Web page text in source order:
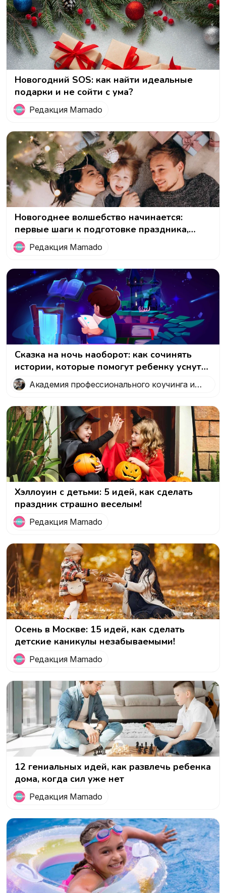
Новогодний SOS: как найти идеальные
подарки и не сойти с ума?
Редакция Mamado
Новогоднее волшебство начинается:
первые шаги к подготовке праздника,
который запомнится!
Редакция Mamado
Сказка на ночь наоборот: как сочинять
истории, которые помогут ребенку уснуть
и избавиться от ночных кошмаров
Академия профессионального коучинга и
Хэллоуин с детьми: 5 идей, как сделать
праздник страшно веселым!
Редакция Mamado
Осень в Москве: 15 идей, как сделать
детские каникулы незабываемыми!
Редакция Mamado
12 гениальных идей, как развлечь ребенка
дома, когда сил уже нет
Редакция Mamado